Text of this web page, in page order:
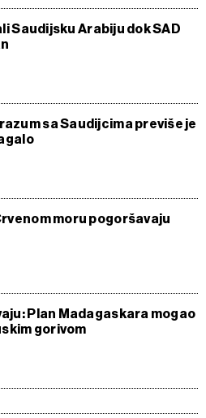
Saudijsku Arabiju dok SAD
sa Saudijcima previše je
moru pogoršavaju
Plan Madagaskara mogao
gorivom